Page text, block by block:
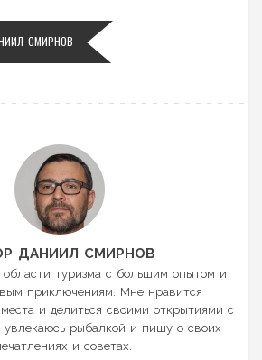
СМИРНОВ
ДАНИИЛ СМИРНОВ
туризма с большим опытом и
приключениям. Мне нравится
и делиться своими открытиями с
увлекаюсь рыбалкой и пишу о своих
и советах.